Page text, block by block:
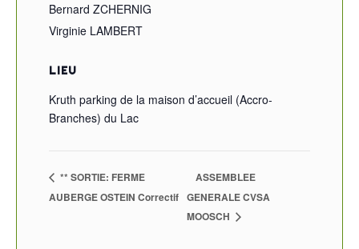
LIEU
Kruth parking de la maison d’accueil (Accro-
Branches) du Lac
Bernard ZCHERNIG
Virginie LAMBERT
** SORTIE: FERME
AUBERGE OSTEIN Correctif
ASSEMBLEE
GENERALE CVSA
MOOSCH